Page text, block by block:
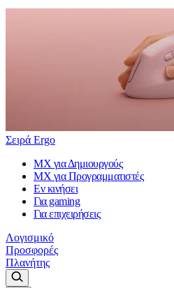
Σειρά Ergo
MX για Δημιουργούς
MX για Προγραμματιστές
Εν κινήσει
Για gaming
Για επιχειρήσεις
Λογισμικό
Προσφορές
Πλανήτης